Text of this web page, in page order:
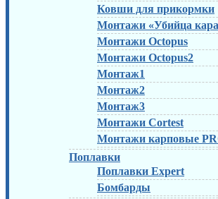
Ковши для прикормки
Монтажи «Убийца
Монтажи Octopus
Монтажи Octopus2
Монтаж1
Монтаж2
Монтаж3
Монтажи Cortest
Монтажи карповые
Поплавки
Поплавки Expert
Бомбарды